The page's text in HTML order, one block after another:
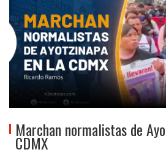
Marchan normalistas de
CDMX